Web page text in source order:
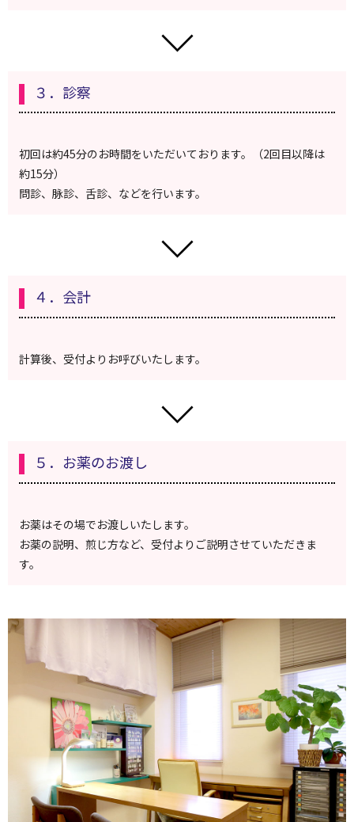
３．診察
初回は約45分のお時間をいただいております。（2回目以降は
約15分）
問診、脉診、舌診、などを行います。
４．会計
計算後、受付よりお呼びいたします。
５．お薬のお渡し
お薬はその場でお渡しいたします。
お薬の説明、煎じ方など、受付よりご説明させていただきま
す。